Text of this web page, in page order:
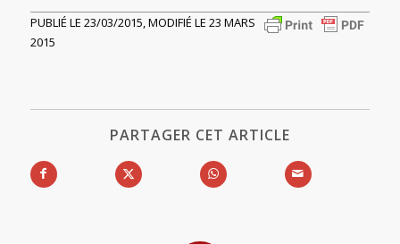
PUBLIÉ LE 23/03/2015, MODIFIÉ LE 23 MARS
2015
PARTAGER CET ARTICLE